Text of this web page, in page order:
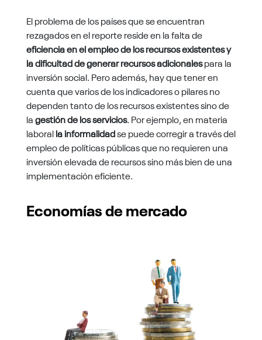
El problema de los países que se encuentran
rezagados en el reporte reside en la falta de
eficiencia en el empleo de los recursos existentes y
la dificultad de generar recursos adicionalespara la
inversión social. Pero además, hay que tener en
cuenta que varios de los indicadores o pilares no
dependen tanto de los recursos existentes sino de
lagestión de los servicios. Por ejemplo, en materia
laboralla informalidadse puede corregir a través del
empleo de políticas públicas que no requieren una
inversión elevada de recursos sino más bien de una
implementación eficiente.
Economías de mercado